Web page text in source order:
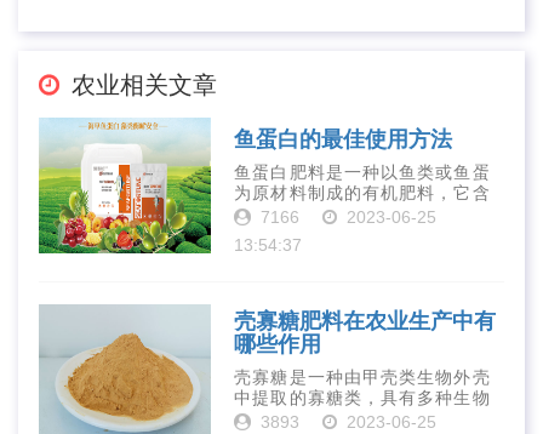
农业相关文章
鱼蛋白的最佳使用方法
鱼蛋白肥料是一种以鱼类或鱼蛋
为原材料制成的有机肥料，它含
有丰富的营养物质，如氮、磷、
元素和植物生长因子。这些营养
7166
2023-06-25
13:54:37
壳寡糖肥料在农业生产中有
哪些作用
壳寡糖是一种由甲壳类生物外壳
中提取的寡糖类，具有多种生物
活性和营养价值。在农业生产
3893
2023-06-25